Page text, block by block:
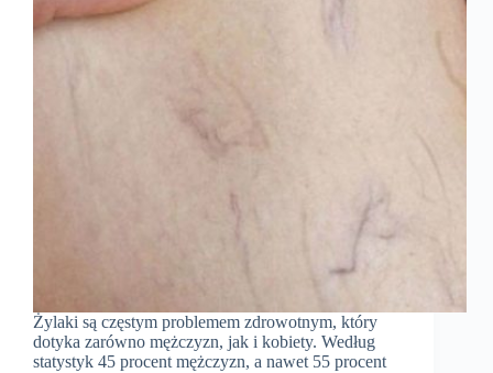
Żylaki są częstym problemem zdrowotnym, który
dotyka zarówno mężczyzn, jak i kobiety. Według
statystyk 45 procent mężczyzn, a nawet 55 procent